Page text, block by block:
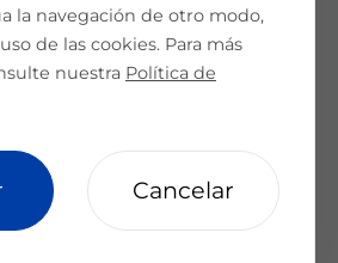
Energy Co., Ltd. All Rights Reserved.
del sitio Política de privacidad
la navegación de otro modo,
de las cookies. Para más
nuestra Política de
Cancelar
setting